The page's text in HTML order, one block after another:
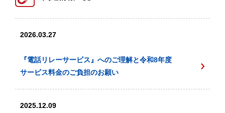
2026.03.27
『電話リレーサービス』へのご理解と令和8年度
サービス料金のご負担のお願い
2025.12.09